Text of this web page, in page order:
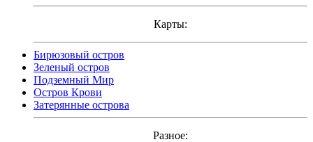
Карты:
Бирюзовый остров
Зеленый остров
Подземный Мир
Остров Крови
Затерянные острова
Разное: